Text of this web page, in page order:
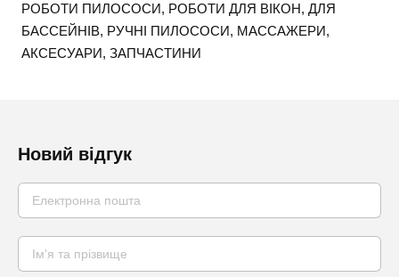
РОБОТИ ПИЛОСОСИ, РОБОТИ ДЛЯ ВІКОН, ДЛЯ
БАССЕЙНІВ, РУЧНІ ПИЛОСОСИ, МАССАЖЕРИ,
АКСЕСУАРИ, ЗАПЧАСТИНИ
Новий відгук